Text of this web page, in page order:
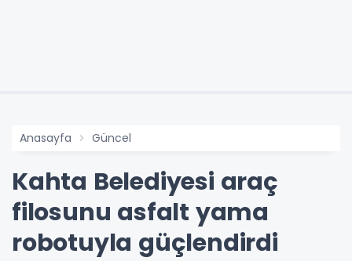
Anasayfa Güncel
Kahta Belediyesi araç
filosunu asfalt yama
robotuyla güçlendirdi